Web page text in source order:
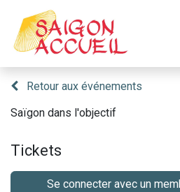
Retour aux événements
Saïgon dans l'objectif
Tickets
Se connecter avec un